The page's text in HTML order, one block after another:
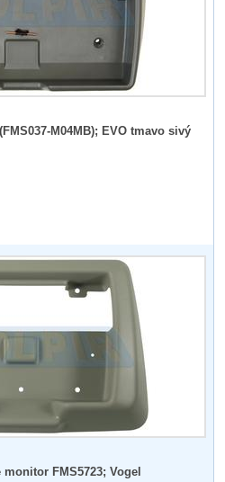
M04MB); EVO tmavo sivý
FMS5723; Vogel